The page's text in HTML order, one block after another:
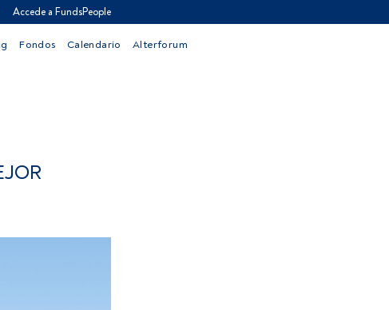
Accede a FundsPeople
Fondos Calendario Alterforum